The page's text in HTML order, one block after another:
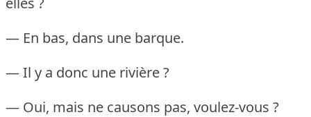
— En bas, dans une barque.
— Il y a donc une rivière ?
— Oui, mais ne causons pas, voulez-vous ?